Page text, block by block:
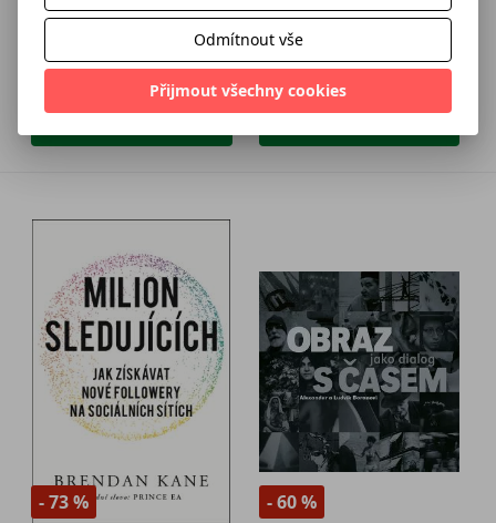
copywritera
Pavel Šenkapoun
120 Kč 148 Kč 369 Kč
- 73 % - 60 %
Odmítnout vše
Přijmout všechny cookies